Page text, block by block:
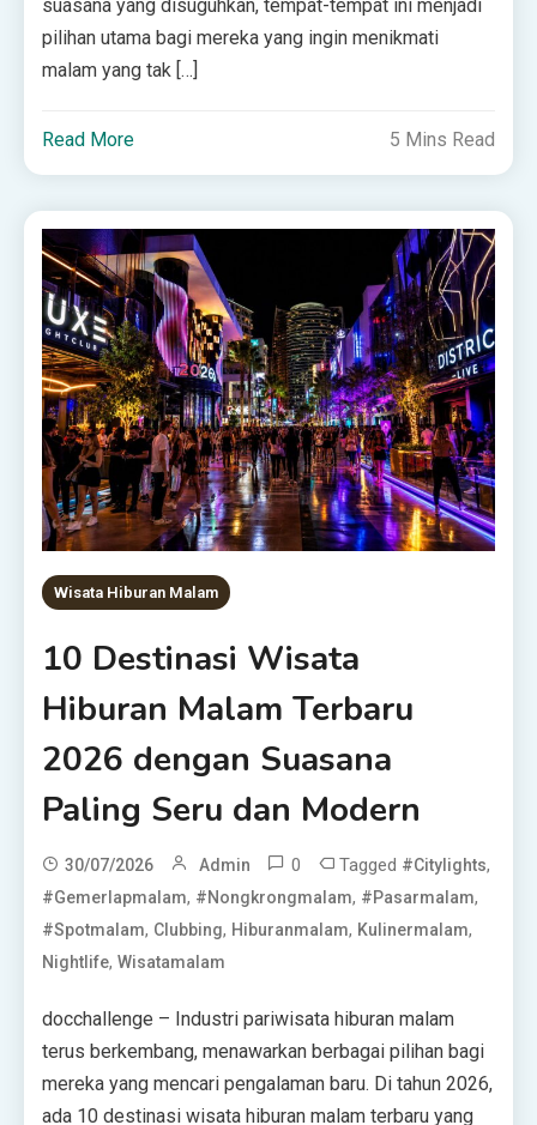
suasana yang disuguhkan, tempat-tempat ini menjadi
pilihan utama bagi mereka yang ingin menikmati
malam yang tak […]
Read More 5 Mins Read
Wisata Hiburan Malam
10 Destinasi Wisata
Hiburan Malam Terbaru
2026 dengan Suasana
Paling Seru dan Modern
30/07/2026 Admin 0 Tagged #citylights,
#gemerlapmalam, #nongkrongmalam, #pasarmalam,
#spotmalam, Clubbing, Hiburanmalam, Kulinermalam,
Nightlife,Wisatamalam
docchallenge – Industri pariwisata hiburan malam
terus berkembang, menawarkan berbagai pilihan bagi
mereka yang mencari pengalaman baru. Di tahun 2026,
ada 10 destinasi wisata hiburan malam terbaru yang